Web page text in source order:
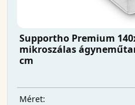
Supportho Premium
mikroszálas
cm
Méret: